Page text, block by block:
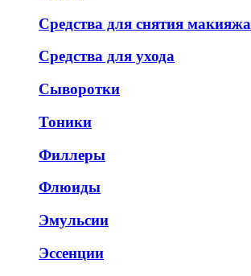
Средства для снятия макияжа
Средства для ухода
Сыворотки
Тоники
Филлеры
Флюиды
Эмульсии
Эссенции